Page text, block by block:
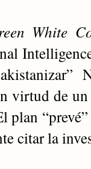
White
virtud de un
plan
citar la